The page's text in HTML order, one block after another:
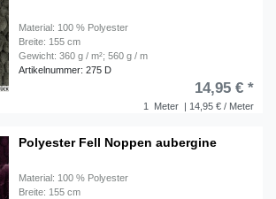
Material: 100 % Polyester
Breite: 155 cm
Gewicht: 360 g / m²; 560 g / m
Artikelnummer: 275 D
1 Meter | 14,95 € / Meter
14,95 € *
Polyester Fell Noppen aubergine
Material: 100 % Polyester
Breite: 155 cm